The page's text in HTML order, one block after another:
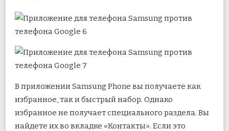
В приложении Samsung Phone вы получаете как
избранное, так и быстрый набор. Однако
избранное не получает специального раздела. Вы
найдете их во вкладке «Контакты». Если это